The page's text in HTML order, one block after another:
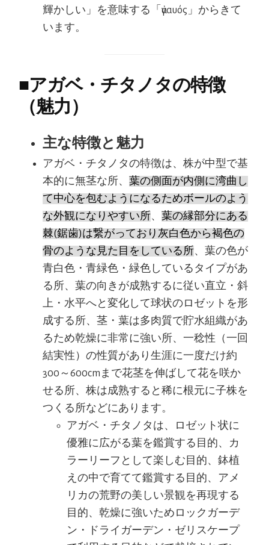
輝かしい」を意味する「ἀγαυός」からきて
います。
■アガベ・チタノタの特徴
（魅力）
主な特徴と魅力
アガベ・チタノタの特徴は、株が中型で基
本的に無茎な所、葉の側面が内側に湾曲し
て中心を包むようになるためボールのよう
な外観になりやすい所、葉の縁部分にある
棘(鋸歯)は繋がっており灰白色から褐色の
骨のような見た目をしている所、葉の色が
青白色・青緑色・緑色しているタイプがあ
る所、葉の向きが成熟するに従い直立・斜
上・水平へと変化して球状のロゼットを形
成する所、茎・葉は多肉質で貯水組織があ
るため乾燥に非常に強い所、一稔性（一回
結実性）の性質があり生涯に一度だけ約
300～600cmまで花茎を伸ばして花を咲か
せる所、株は成熟すると稀に根元に子株を
つくる所などにあります。
アガベ・チタノタは、ロゼット状に
優雅に広がる葉を鑑賞する目的、カ
ラーリーフとして楽しむ目的、鉢植
えの中で育てて鑑賞する目的、アメ
リカの荒野の美しい景観を再現する
目的、乾燥に強いためロックガーデ
ン・ドライガーデン・ゼリスケープ